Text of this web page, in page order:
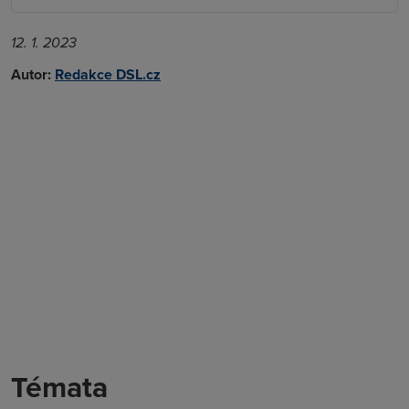
12. 1. 2023
Autor: Redakce DSL.cz
Témata